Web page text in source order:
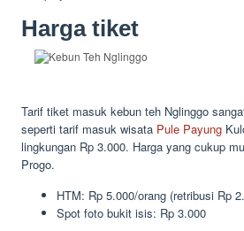
Harga tiket
Tarif tiket masuk kebun teh Nglinggo
seperti tarif masuk wisata Pule Payung
lingkungan Rp 3.000. Harga yang cukup
Progo.
HTM: Rp 5.000/orang (retribusi Rp
Spot foto bukit isis: Rp 3.000